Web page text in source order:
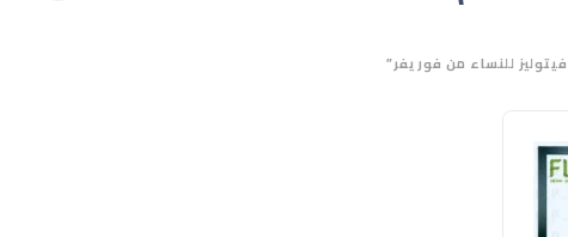
للنساء من فوريفر”